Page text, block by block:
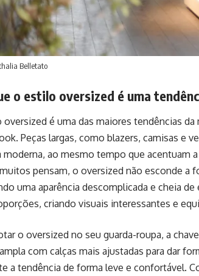
Belletato
o estilo oversized é uma
oversized é uma das maiores tendências
Peças largas, como blazers, camisas e
moderna, ao mesmo tempo que acentuam
pensam, o oversized não esconde a
uma aparência descomplicada e cheia
criando visuais interessantes e
o oversized no seu guarda-roupa, a
com calças mais ajustadas para dar
a tendência de forma leve e confortável.